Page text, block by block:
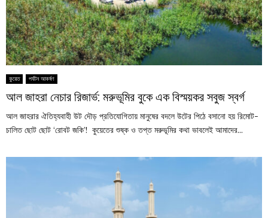
কুয়েত পর্যটন আকর্ষণ
আল জাহরা নেচার রিজার্ভ: মরুভূমির বুকে এক বিস্ময়কর সবুজ স্বর্গ
আল জাহরার ঐতিহ্যবাহী উট দৌড় প্রতিযোগিতায় মানুষের বদলে উটের পিঠে বসানো হয় রিমোট-
চালিত ছোট ছোট ‘রোবট জকি’! কুয়েতের শুষ্ক ও তপ্ত মরুভূমির কথা ভাবলেই আমাদের...